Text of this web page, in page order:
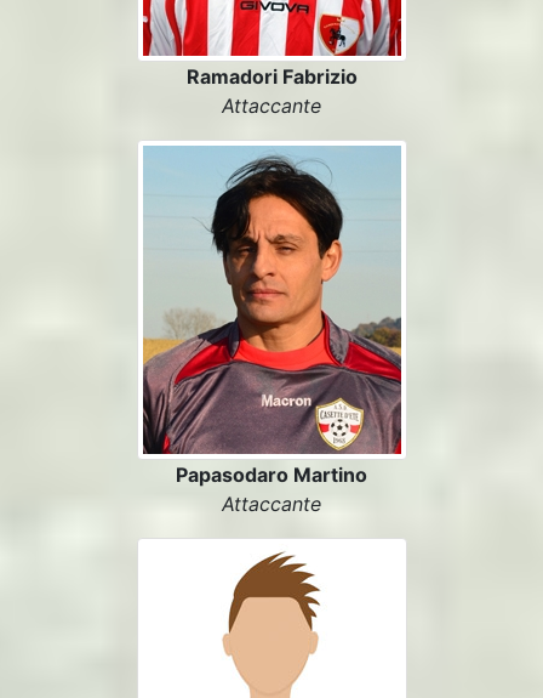
Ramadori Fabrizio
Attaccante
Papasodaro Martino
Attaccante